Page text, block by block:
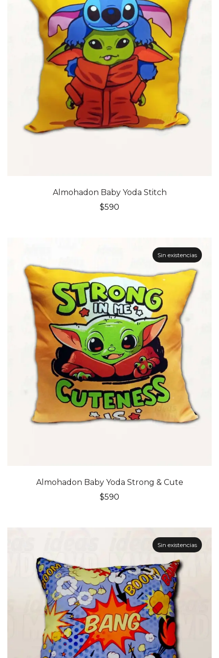
Almohadon Baby Yoda Stitch
$590
Sin existencias
Almohadon Baby Yoda Strong & Cute
$590
Sin existencias